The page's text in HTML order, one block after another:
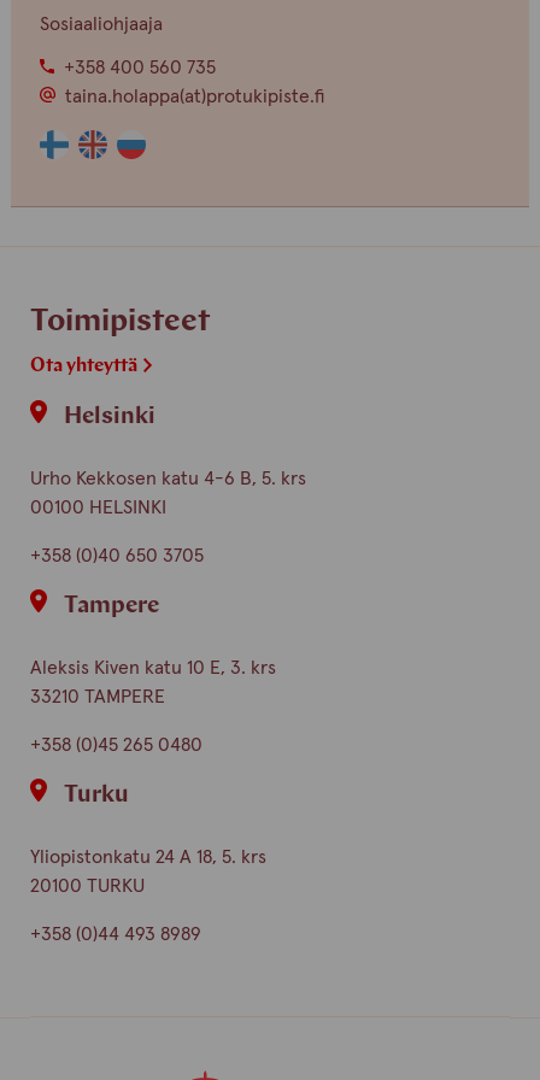
Sosiaaliohjaaja
+358 400 560 735
taina.holappa(at)protukipiste.fi
Henkilön
kieli
Henkilön
kieli
Henkilön
kieli
Toimipisteet
Ota yhteyttä
Helsinki
Urho Kekkosen katu 4-6 B, 5. krs
00100 HELSINKI
+358 (0)40 650 3705
Tampere
Aleksis Kiven katu 10 E, 3. krs
33210 TAMPERE
+358 (0)45 265 0480
Turku
Yliopistonkatu 24 A 18, 5. krs
20100 TURKU
+358 (0)44 493 8989